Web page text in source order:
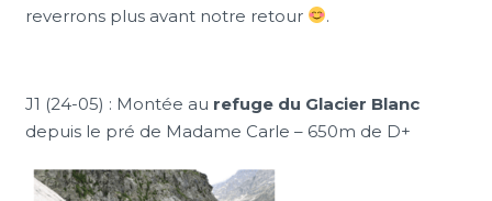
reverrons plus avant notre retour
.
J1 (24-05) : Montée au refuge du Glacier Blanc
depuis le pré de Madame Carle – 650m de D+